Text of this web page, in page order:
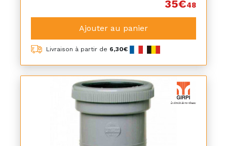
35€48
Ajouter au panier
Livraison à partir de 6,30€